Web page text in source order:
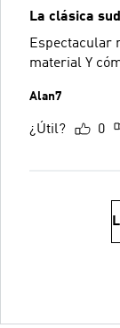
La clásica
Espectacular
material Y
Alan7
¿Útil? 0